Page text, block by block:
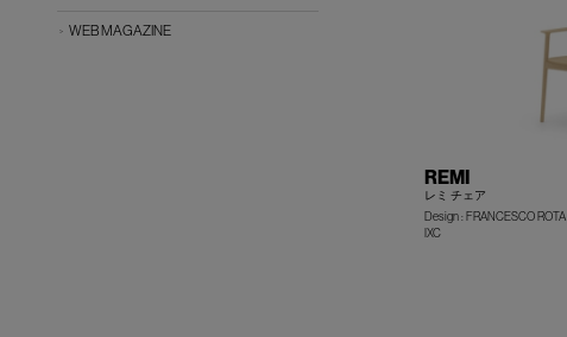
REMI
レミ チェア
Design : FRANCESCO ROTA
IXC
WEB MAGAZINE